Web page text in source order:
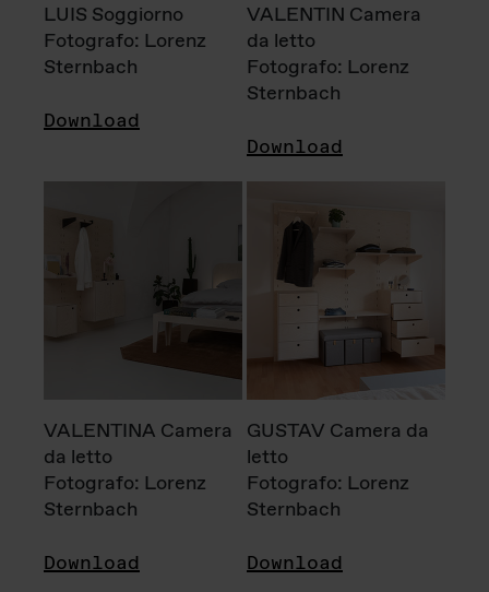
LUIS Soggiorno
Fotografo: Lorenz
Sternbach
Download
VALENTIN Camera
da letto
Fotografo: Lorenz
Sternbach
Download
VALENTINA Camera
da letto
Fotografo: Lorenz
Sternbach
Download
GUSTAV Camera da
letto
Fotografo: Lorenz
Sternbach
Download